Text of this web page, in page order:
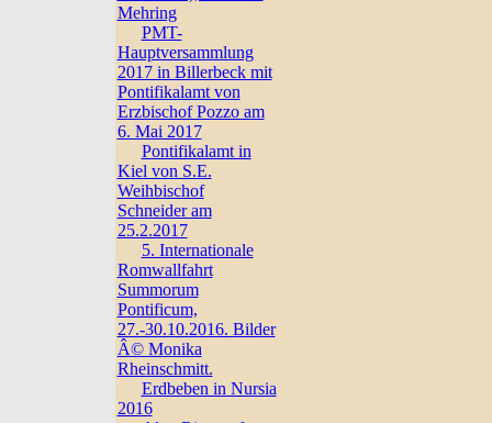
Mehring
PMT-
Hauptversammlung
2017 in Billerbeck mit
Pontifikalamt von
Erzbischof Pozzo am
6. Mai 2017
Pontifikalamt in
Kiel von S.E.
Weihbischof
Schneider am
25.2.2017
5. Internationale
Romwallfahrt
Summorum
Pontificum,
27.-30.10.2016. Bilder
Â© Monika
Rheinschmitt.
Erdbeben in Nursia
2016